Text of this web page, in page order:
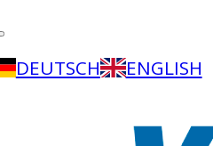
DEUTSCH ENGLISH